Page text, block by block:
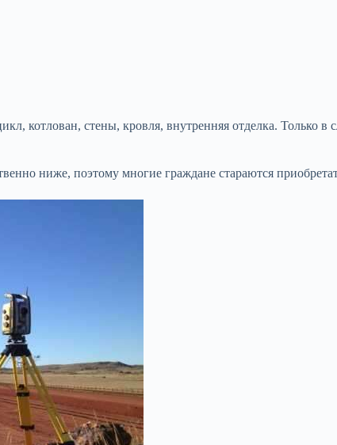
котлован, стены, кровля, внутренняя отделка. Только
ниже, поэтому многие граждане стараются